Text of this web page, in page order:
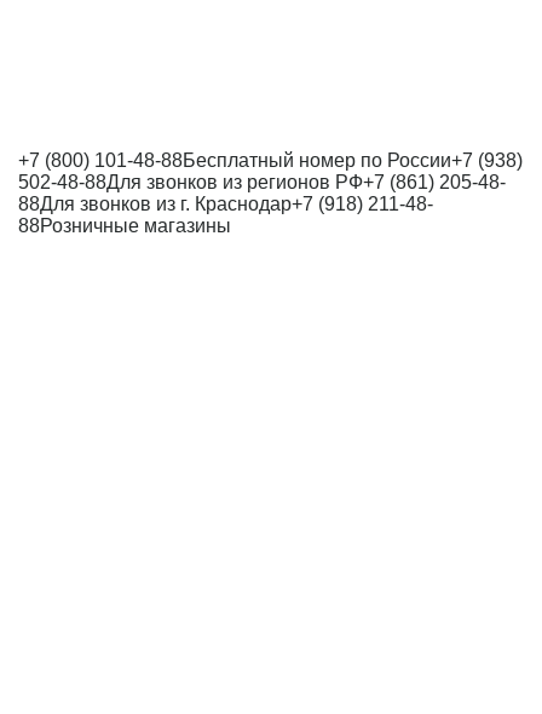
+7 (800) 101-48-88Бесплатный номер по России+7 (938)
502-48-88Для звонков из регионов РФ+7 (861) 205-48-
88Для звонков из г. Краснодар+7 (918) 211-48-
88Розничные магазины